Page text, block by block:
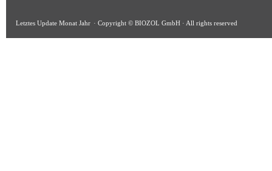
Letztes Update Monat Jahr · Copyright © BIOZOL GmbH · All rights reserved